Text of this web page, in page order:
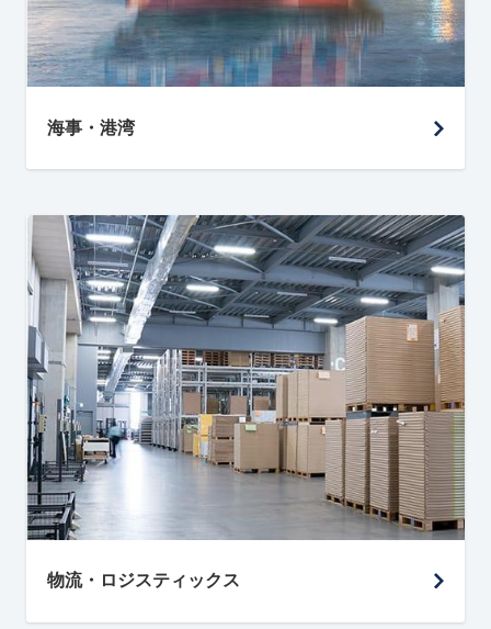
海事・港湾
物流・ロジスティックス